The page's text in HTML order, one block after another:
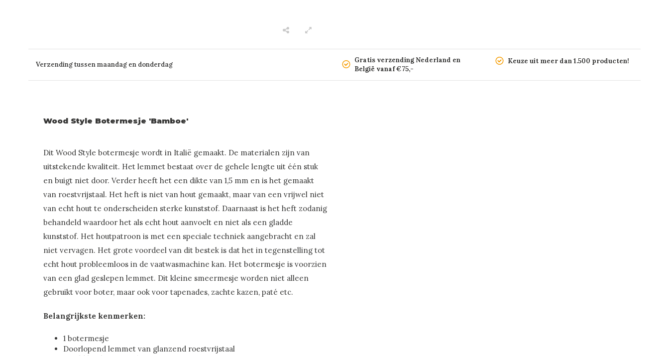
Verzending tussen maandag en donderdag
Gratis verzending Nederland en
België vanaf €75,-
Keuze uit meer dan 1.500 producten!
Wood Style Botermesje 'Bamboe'
Dit Wood Style botermesje wordt in Italië gemaakt. De materialen zijn van
uitstekende kwaliteit. Het lemmet bestaat over de gehele lengte uit één stuk
en buigt niet door. Verder heeft het een dikte van 1,5 mm en is het gemaakt
van roestvrijstaal. Het heft is niet van hout gemaakt, maar van een vrijwel niet
van echt hout te onderscheiden sterke kunststof. Daarnaast is het heft zodanig
behandeld waardoor het als echt hout aanvoelt en niet als een gladde
kunststof. Het houtpatroon is met een speciale techniek aangebracht en zal
niet vervagen. Het grote voordeel van dit bestek is dat het in tegenstelling tot
echt hout probleemloos in de vaatwasmachine kan. Het botermesje is voorzien
van een glad geslepen lemmet. Dit kleine smeermesje worden niet alleen
gebruikt voor boter, maar ook voor tapenades, zachte kazen, paté etc.
Belangrijkste kenmerken:
1 botermesje
Doorlopend lemmet van glanzend roestvrijstaal